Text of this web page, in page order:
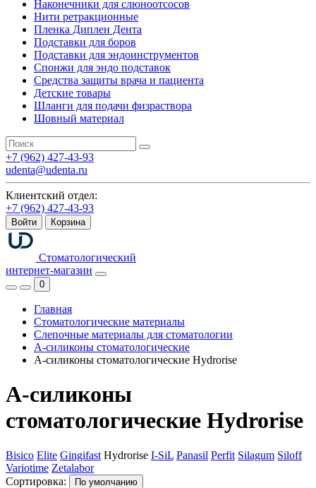
Наконечники для слюноотсосов
Нити ретракционные
Пленка Диплен Дента
Подставки для боров
Подставки для эндоинструментов
Спонжи для эндо подставок
Средства защиты врача и пациента
Детские товары
Шланги для подачи физраствора
Шовный материал
+7 (962) 427-43-93
udenta@udenta.ru
Клиентский отдел:
+7 (962) 427-43-93
Войти Корзина
Стоматологический
интернет-магазин
0
Главная
Стоматологические материалы
Слепочные материалы для стоматологии
А-силиконы стоматологические
А-силиконы стоматологические Hydrorise
А-силиконы
стоматологические Hydrorise
Bisico Elite Gingifast Hydrorise I-SiL Panasil Perfit Silagum Siloff
Variotime Zetalabor
Сортировка:
По умолчанию